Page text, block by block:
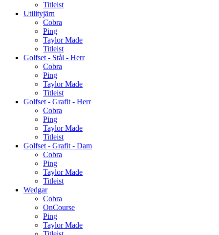
Titleist
Utilityjärn
Cobra
Ping
Taylor Made
Titleist
Golfset - Stål - Herr
Cobra
Ping
Taylor Made
Titleist
Golfset - Grafit - Herr
Cobra
Ping
Taylor Made
Titleist
Golfset - Grafit - Dam
Cobra
Ping
Taylor Made
Titleist
Wedgar
Cobra
OnCourse
Ping
Taylor Made